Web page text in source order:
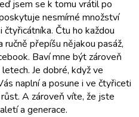
jsem se k tomu vrátil po
nesmírné množství
Čtu ho každou
přepíšu nějakou pasáž,
Baví mne být zároveň
Je dobré, když ve
naplní a posune i ve čtyřiceti
A zároveň víte, že jste
a generace.